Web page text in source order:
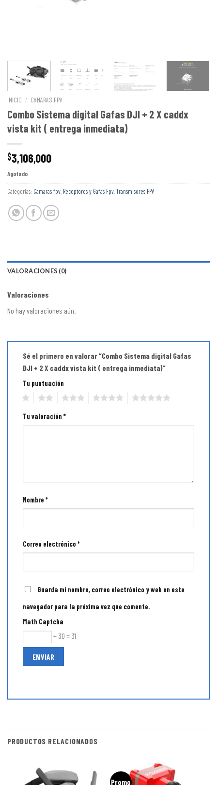
INICIO / CAMARAS FPV
Combo Sistema digital Gafas DJI + 2 X caddx
vista kit ( entrega inmediata)
$3,106,000
Agotado
Categorías: Camaras fpv, Receptores y Gafas Fpv,Transmisores FPV
VALORACIONES (0)
Valoraciones
No hay valoraciones aún.
Sé el primero en valorar “Combo Sistema digital Gafas
DJI + 2 X caddx vista kit ( entrega inmediata)”
Tu puntuación
Tu valoración *
Nombre *
Correo electrónico *
Guarda mi nombre, correo electrónico y web en este
navegador para la próxima vez que comente.
Math Captcha
+ 30 = 31
PRODUCTOS RELACIONADOS
Promo